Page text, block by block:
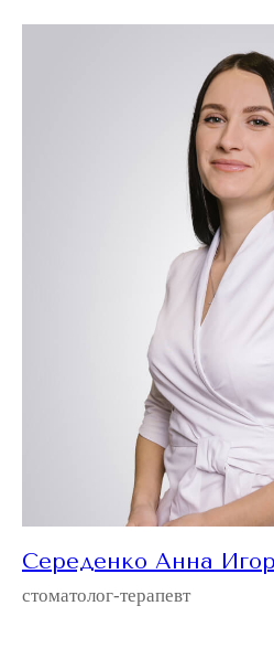
Середенко Анна
стоматолог-терапевт